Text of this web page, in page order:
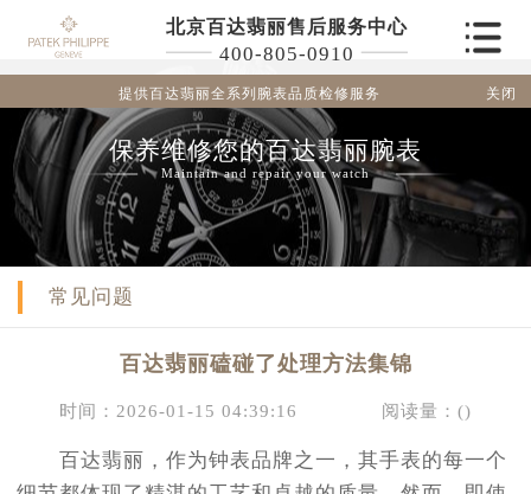
北京百达翡丽售后服务中心
400-805-0910
提供百达翡丽全系列腕表品质检修服务 关闭
保养维修您的百达翡丽腕表
Maintain and repair your watch
常见问题
百达翡丽磕碰了处理方法集锦
时间：2026-01-15 04:39:16 阅读量：()
百达翡丽，作为钟表品牌之一，其手表的每一个